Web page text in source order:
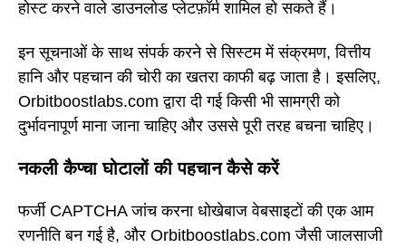
होस्ट करने वाले डाउनलोड प्लेटफ़ॉर्म शामिल हो सकते हैं।
इन सूचनाओं के साथ संपर्क करने से सिस्टम में संक्रमण, वित्तीय
हानि और पहचान की चोरी का खतरा काफी बढ़ जाता है। इसलिए,
Orbitboostlabs.com द्वारा दी गई किसी भी सामग्री को
दुर्भावनापूर्ण माना जाना चाहिए और उससे पूरी तरह बचना चाहिए।
नकली कैप्चा घोटालों की पहचान कैसे करें
फर्जी CAPTCHA जांच करना धोखेबाज वेबसाइटों की एक आम
रणनीति बन गई है, और Orbitboostlabs.com जैसी जालसाजी